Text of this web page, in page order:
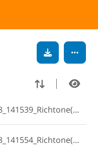
0001_20161208_141539_Richtone(HDR).jpg
0002_20161208_141554_Richtone(HDR).jpg